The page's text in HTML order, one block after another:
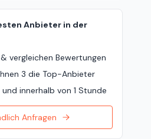
Anbieter in der
vergleichen Bewertungen
3 die Top-Anbieter
innerhalb von 1 Stunde
Anfragen